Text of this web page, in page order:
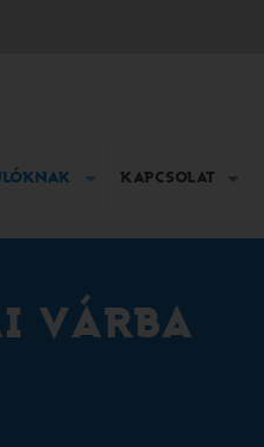
KAPCSOLAT
VÁRBA